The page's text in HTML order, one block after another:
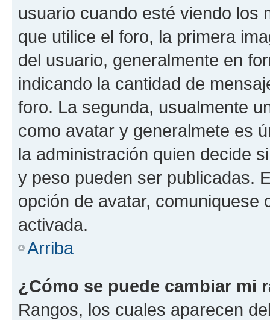
usuario cuando esté viendo los
que utilice el foro, la primera
del usuario, generalmente en
indicando la cantidad de
foro. La segunda, usualmente
como avatar y generalmete es
la administración quien decide
y peso pueden ser publicadas.
opción de avatar, comuniquese
activada.
Arriba
¿Cómo se puede cambiar mi
Rangos, los cuales aparecen